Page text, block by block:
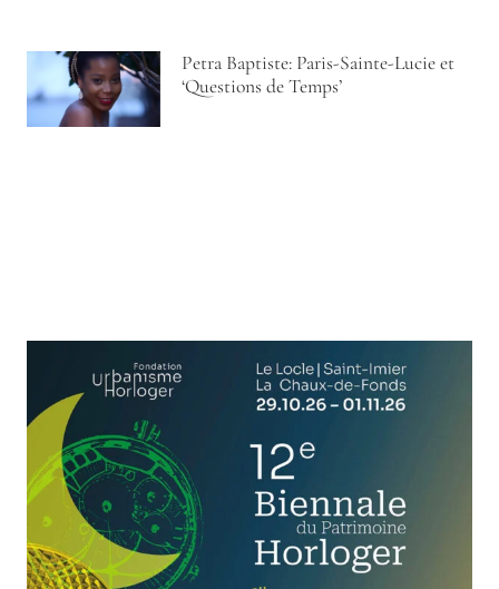
Petra Baptiste: Paris-Sainte-Lucie et
‘Questions de Temps’